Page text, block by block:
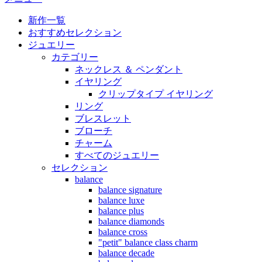
新作一覧
おすすめセレクション
ジュエリー
カテゴリー
ネックレス ＆ ペンダント
イヤリング
クリップタイプ イヤリング
リング
ブレスレット
ブローチ
チャーム
すべてのジュエリー
セレクション
balance
balance signature
balance luxe
balance plus
balance diamonds
balance cross
"petit" balance class charm
balance decade